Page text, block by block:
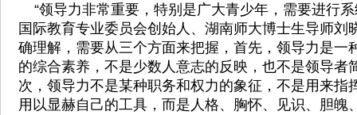
“领导力非常重要，特别是广大青少年，需要进行系
国际教育专业委员会创始人、湖南师大博士生导师刘
确理解，需要从三个方面来把握，首先，领导力是一
的综合素养，不是少数人意志的反映，也不是领导者
次，领导力不是某种职务和权力的象征，不是用来指
用以显赫自己的工具，而是人格、胸怀、见识、胆魄